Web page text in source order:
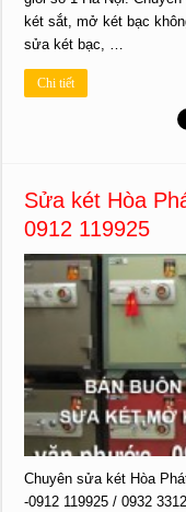
két sắt, mở két bạc
sửa két bạc, …
Chi tiết
Sửa két Hòa
0912 119925
Chuyên sửa két Hòa
-0912 119925 / 0932